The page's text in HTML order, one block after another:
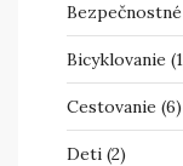
Bicyklovanie
Cestovanie (6)
Deti (2)